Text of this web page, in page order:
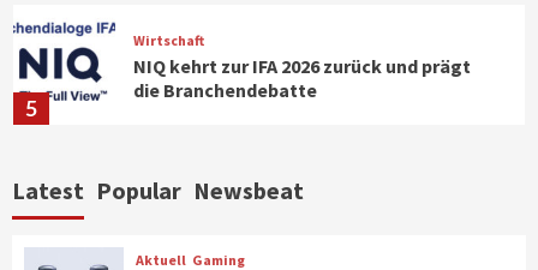
5
Wirtschaft
NIQ kehrt zur IFA 2026 zurück und prägt
die Branchendebatte
6
CHERRY baut Vertriebsteam in
Latest Popular Newsbeat
Aktuell Gaming